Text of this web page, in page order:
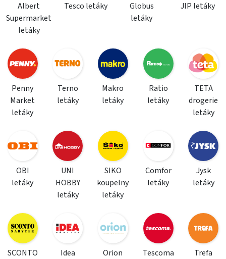
Albert
Supermarket
letáky
Tesco letáky
Globus
letáky
JIP letáky
Penny
Market
letáky
Terno
letáky
Makro
letáky
Ratio
letáky
TETA
drogerie
letáky
OBI
letáky
UNI
HOBBY
letáky
SIKO
koupelny
letáky
Comfor
letáky
Jysk
letáky
SCONTO
Idea
Orion
Tescoma
Trefa